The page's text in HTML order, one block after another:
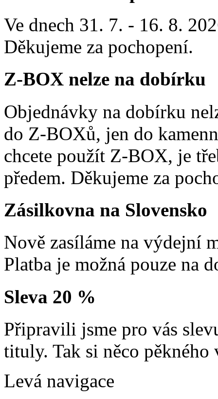
Ve dnech 31. 7. - 16. 8.
Děkujeme za pochopení.
Z-BOX nelze na dobírku
Objednávky na dobírku
do Z-BOXů, jen do
chcete použít Z-BOX, je
předem. Děkujeme za
Zásilkovna na Slovensko
Nově zasíláme na výdejní
Platba je možná pouze na
Sleva 20 %
Připravili jsme pro vás
tituly. Tak si něco pěkného
Levá navigace